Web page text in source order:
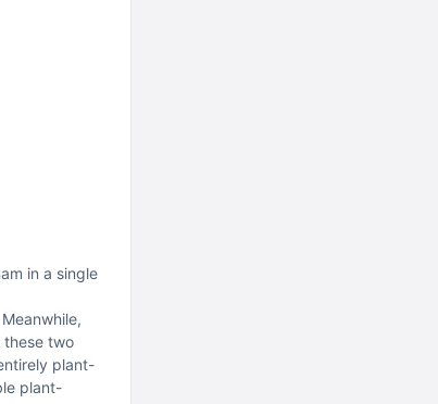
in a single
these two
plant-
plant-